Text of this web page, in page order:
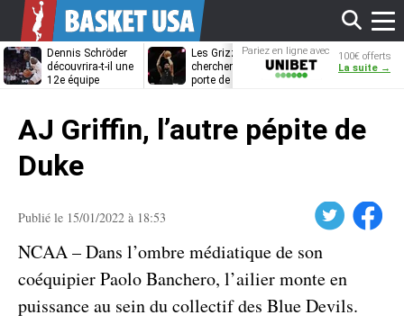
Dennis Schröder
découvrira-t-il une
12e équipe
Les Grizzlies
cherchent déjà une
porte de sortie
Dwane Casey
bientôt coach
Pariez en ligne avec
Unibet
100€ offerts
La suite →
AJ Griffin, l’autre pépite de
Duke
Publié le 15/01/2022 à 18:53 Facebook
NCAA – Dans l’ombre médiatique de son
coéquipier Paolo Banchero, l’ailier monte en
puissance au sein du collectif des Blue Devils.